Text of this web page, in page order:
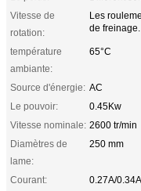
Vitesse de
rotation:
Les
de freinage.
température
ambiante:
65°C
Source d'énergie: AC
Le pouvoir:
0.45Kw
Vitesse nominale: 2600 tr/min
Diamètres de
lame:
250 mm
Courant:
0.27A/0.34A